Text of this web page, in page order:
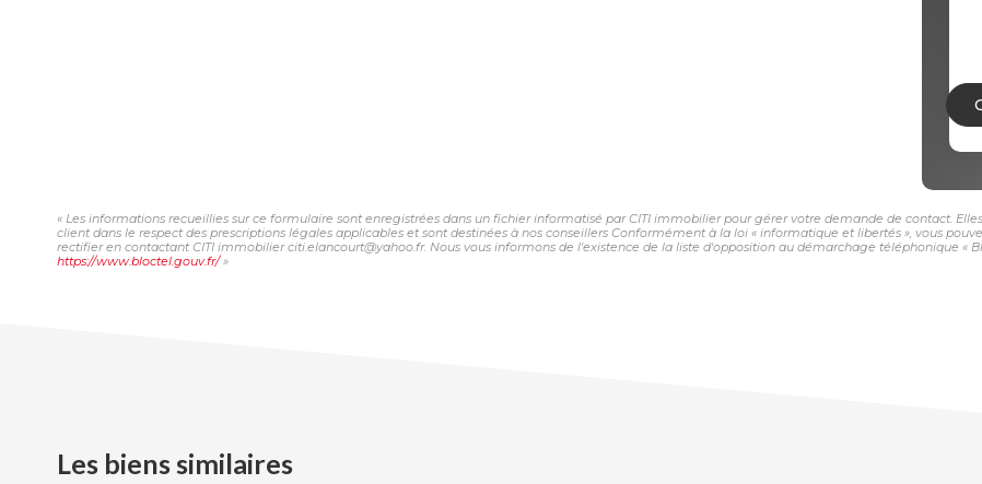
« Les informations recueillies sur ce formulaire sont enregistrées dans un fichier informatisé par CITI immobilier pour gérer votre demande de contact.
client dans le respect des prescriptions légales applicables et sont destinées à nos conseillers Conformément à la loi « informatique et libertés », vous
rectifier en contactant CITI immobilier citi.elancourt@yahoo.fr. Nous vous informons de l'existence de la liste d'opposition au démarchage téléphonique «
https://www.bloctel.gouv.fr/»
Les biens similaires